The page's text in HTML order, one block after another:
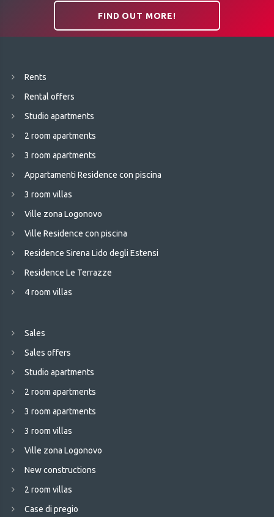
FIND OUT MORE!
Rents
Rental offers
Studio apartments
2 room apartments
3 room apartments
Appartamenti Residence con piscina
3 room villas
Ville zona Logonovo
Ville Residence con piscina
Residence Sirena Lido degli Estensi
Residence Le Terrazze
4 room villas
Sales
Sales offers
Studio apartments
2 room apartments
3 room apartments
3 room villas
Ville zona Logonovo
New constructions
2 room villas
Case di pregio